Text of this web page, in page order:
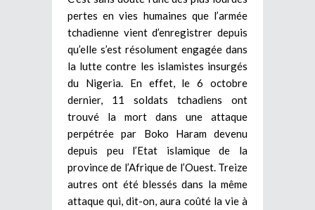
pertes en vies humaines que l’armée
tchadienne vient d’enregistrer depuis
qu’elle s’est résolument engagée dans
la lutte contre les islamistes insurgés
du Nigeria. En effet, le 6 octobre
dernier, 11 soldats tchadiens ont
trouvé la mort dans une attaque
perpétrée par Boko Haram devenu
depuis peu l’Etat islamique de la
province de l’Afrique de l’Ouest. Treize
autres ont été blessés dans la même
attaque qui, dit-on, aura coûté la vie à